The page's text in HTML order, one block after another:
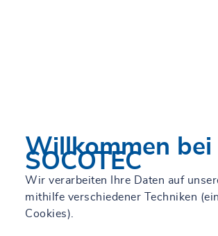
Willkommen bei
SOCOTEC
Wir verarbeiten Ihre Daten auf
mithilfe verschiedener Techniken
Cookies).